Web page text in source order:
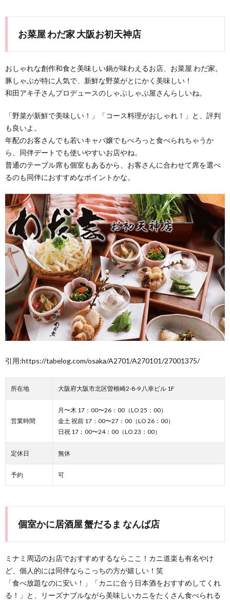
お菜屋 わだ家 大阪お初天神店
おしゃれな創作和食と美味しい鍋が味わえるお店、お菜屋 わだ家。
豚しゃぶが特に人気で、新鮮な野菜がとにかく美味しい！
和田アキ子さんプロデュースのしゃぶしゃぶ屋さんらしいね。
「野菜が新鮮で美味しい！」「コース料理がおしゃれ！」と、評判
も良いよ。
年配のお客さんでも若いキャバ嬢でもぺろっと食べられちゃうか
ら、同伴デートでも使いやすいお店やね。
普通のテーブル席も個室もあるから、お客さんに合わせて席を選べ
るのも同伴におすすめなポイントかな。
引用:https://tabelog.com/osaka/A2701/A270101/27001375/
所在地 大阪府大阪市北区曽根崎2-8-9 八幸ビル 1F
営業時間
月〜木 17：00〜26：00（LO 25：00）
金土 祝前 17：00〜27：00（LO 26：00）
日祝 17：00〜24：00（LO 23：00）
定休日 無休
予約 可
個室かに居酒屋 蟹だるま なんば店
ミナミ周辺のお店でおすすめするならここ！カニ道楽も有名やけ
ど、個人的には同伴ならこっちの方が嬉しい！笑
「食べ放題なのに安い！」「カニに合う日本酒をおすすめしてくれ
る！」と、リーズナブルながら美味しいカニをたくさん食べられる